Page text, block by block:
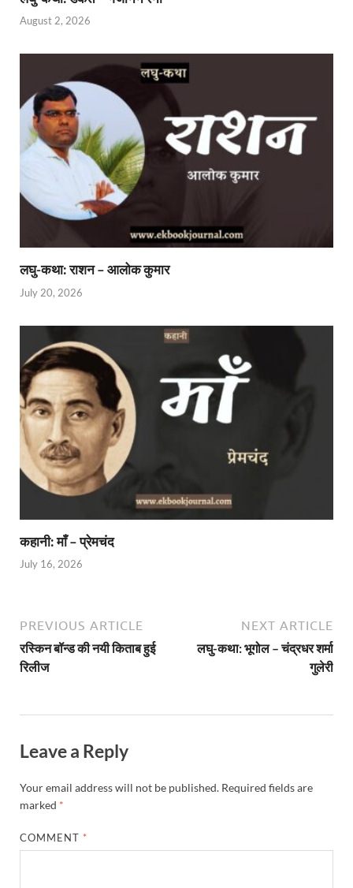
August 2, 2026
लघु-कथा: राशन – आलोक कुमार
July 20, 2026
कहानी: माँ – प्रेमचंद
July 16, 2026
PREVIOUS ARTICLE
रस्किन बॉन्ड की नयी किताब हुई
रिलीज
NEXT ARTICLE
लघु-कथा: भूगोल – चंद्रधर शर्मा
गुलेरी
Leave a Reply
Your email address will not be published. Required fields are
marked *
COMMENT *